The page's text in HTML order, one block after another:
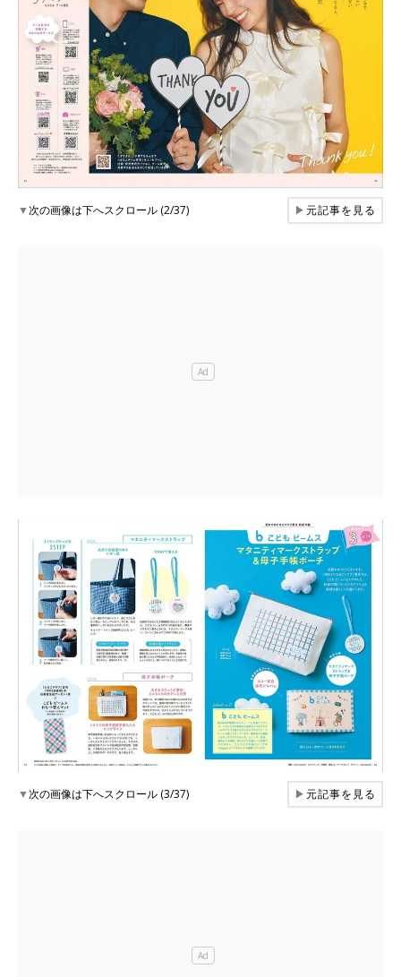
▼次の画像は下へスクロール (2/37) ▶元記事を見る
▼次の画像は下へスクロール (3/37) ▶元記事を見る